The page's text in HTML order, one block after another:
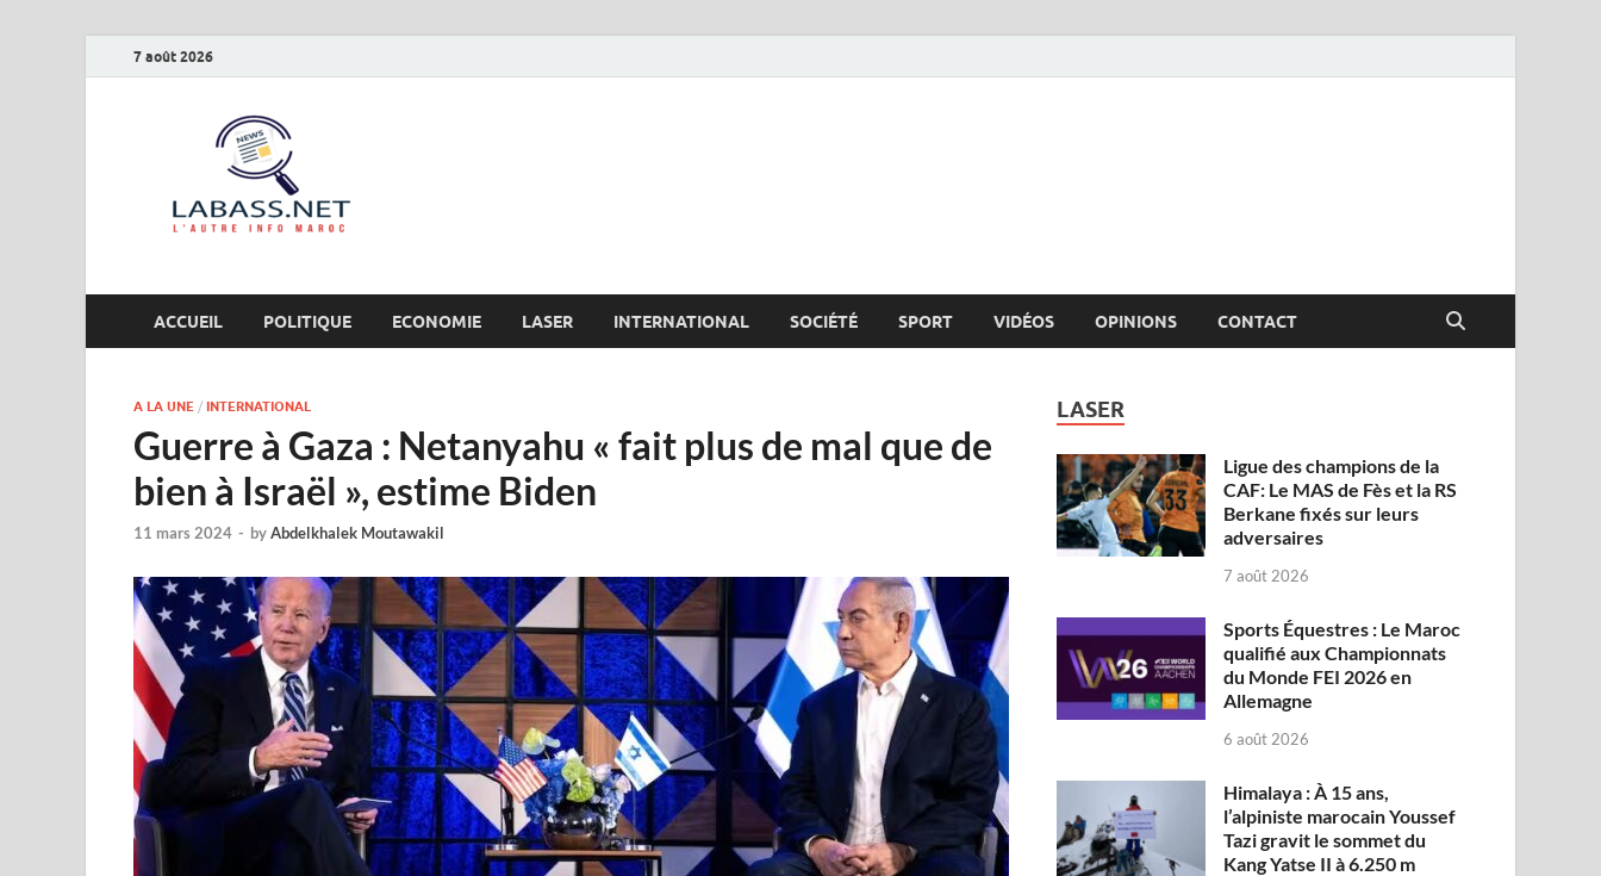
7 août 2026
ACCUEIL POLITIQUE ECONOMIE LASER INTERNATIONAL SOCIÉTÉ SPORT VIDÉOS OPINIONS CONTACT
A LA UNE / INTERNATIONAL
Guerre à Gaza : Netanyahu « fait plus de mal que de
bien à Israël », estime Biden
11 mars 2024 - byAbdelkhalek Moutawakil
LASER
Ligue des champions de la
CAF: Le MAS de Fès et la RS
Berkane fixés sur leurs
adversaires
7 août 2026
Sports Équestres : Le Maroc
qualifié aux Championnats
du Monde FEI 2026 en
Allemagne
6 août 2026
Himalaya : À 15 ans,
l’alpiniste marocain Youssef
Tazi gravit le sommet du
Kang Yatse II à 6.250 m